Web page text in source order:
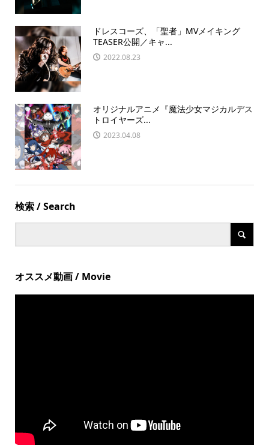
ドレスコーズ、「聖者」MVメイキング
TEASER公開／キャ...
2022.08.23
オリジナルアニメ『魔法少⼥マジカルデス
トロイヤーズ...
2023.04.08
検索 / Search
オススメ動画 / Movie